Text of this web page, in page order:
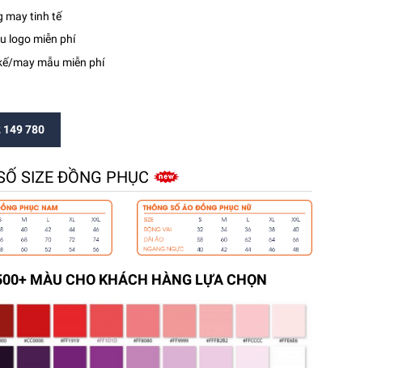
may tinh tế
logo miễn phí
may mẫu miễn phí
149 780
SIZE ĐỒNG PHỤC
MÀU CHO KHÁCH HÀNG LỰA CHỌN